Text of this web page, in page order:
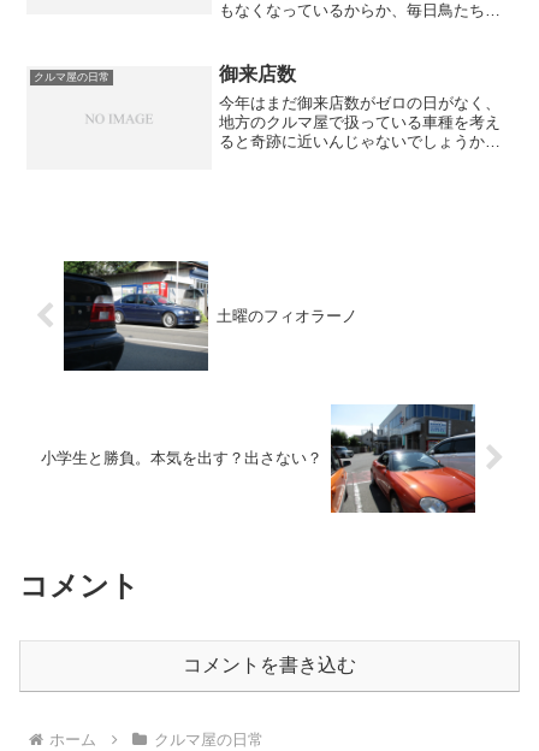
もなくなっているからか、毎日鳥たちが
高い、柿の木の実を全部取ってしまった
時に、「鳥たちの分まで取っ...
クルマ屋の日常 御来店数
今年はまだ御来店数がゼロの日がなく、
地方のクルマ屋で扱っている車種を考え
ると奇跡に近いんじゃないでしょうか
土曜のフィオラーノ
小学生と勝負。本気を出す？出さない？
コメント
コメントを書き込む
ホーム クルマ屋の日常